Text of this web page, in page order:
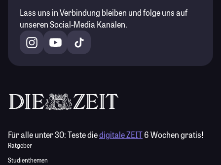
Lass uns in Verbindung bleiben und folge uns auf
unseren Social-Media Kanälen.
Für alle unter 30:Teste diedigitale ZEIT6 Wochen gratis!
Ratgeber
Studienthemen